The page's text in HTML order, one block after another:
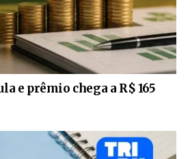
e prêmio chega a R$ 165